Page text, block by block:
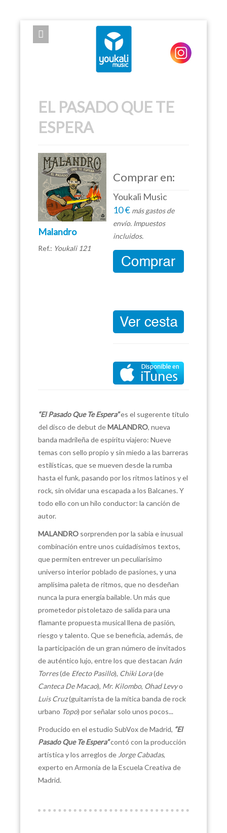
EXPOSE FRAMEWORK FOR JOOMLA 2.5 AND 3.0+
EL PASADO QUE TE
ESPERA
Malandro
Ref.: Youkali 121
Comprar en:
Youkali Music
10 € más gastos de
envío. Impuestos
incluidos.
“El Pasado Que Te Espera”es el sugerente título
del disco de debut deMALANDRO, nueva
banda madrileña de espíritu viajero: Nueve
temas con sello propio y sin miedo a las barreras
estilísticas, que se mueven desde la rumba
hasta el funk, pasando por los ritmos latinos y el
rock, sin olvidar una escapada a los Balcanes. Y
todo ello con un hilo conductor: la canción de
autor.
MALANDRO sorprenden por la sabia e inusual
combinación entre unos cuidadísimos textos,
que permiten entrever un peculiarísimo
universo interior poblado de pasiones, y una
amplísima paleta de ritmos, que no desdeñan
nunca la pura energía bailable. Un más que
prometedor pistoletazo de salida para una
flamante propuesta musical llena de pasión,
riesgo y talento. Que se beneficia, además, de
la participación de un gran número de invitados
de auténtico lujo, entre los que destacan Iván
Torres(de Efecto Pasillo), Chiki Lora(de
Canteca De Macao), Mr. Kilombo, Ohad Levyo
Luis Cruz(guitarrista de la mítica banda de rock
urbano Topo) por señalar solo unos pocos...
Producido en el estudio SubVox de Madrid, “El
Pasado Que Te Espera”contó con la producción
artística y los arreglos de Jorge Cabadas,
experto en Armonía de la Escuela Creativa de
Madrid.